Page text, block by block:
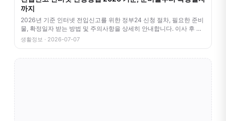
까지
2026년 기준 인터넷 전입신고를 위한 정부24 신청 절차, 필요한 준비
물, 확정일자 받는 방법 및 주의사항을 상세히 안내합니다. 이사 후 번
거
생활정보 · 2026-07-07